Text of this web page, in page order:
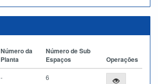
Número da
Planta
Número de Sub
Espaços
Operações
- 6